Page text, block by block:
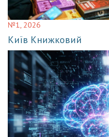
№1, 2026
Київ Книжковий